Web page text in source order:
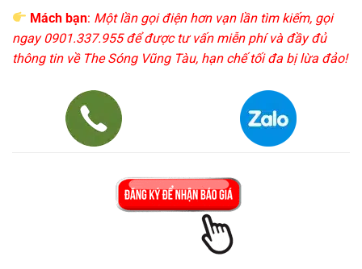
Mách bạn: Một lần gọi điện hơn vạn lần tìm kiếm, gọi
ngay 0901.337.955 để được tư vấn miễn phí và đầy đủ
thông tin về The Sóng Vũng Tàu, hạn chế tối đa bị lừa đảo!